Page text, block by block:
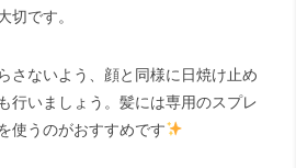
切です。
さないよう、顔と同様に日焼け止め
行いましょう。髪には専用のスプレ
使うのがおすすめです